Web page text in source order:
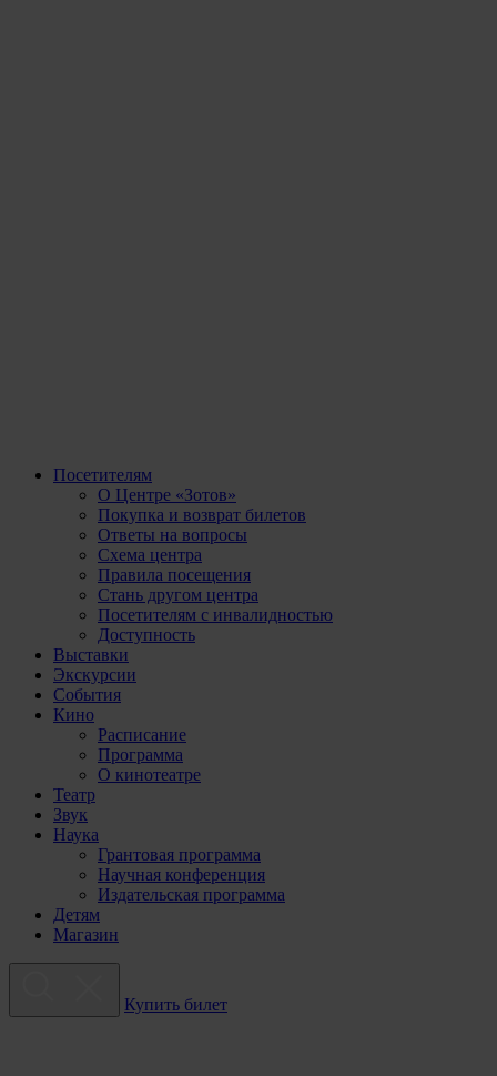
Посетителям
О Центре «Зотов»
Покупка и возврат билетов
Ответы на вопросы
Схема центра
Правила посещения
Стань другом центра
Посетителям с инвалидностью
Доступность
Выставки
Экскурсии
События
Кино
Расписание
Программа
О кинотеатре
Театр
Звук
Наука
Грантовая программа
Научная конференция
Издательская программа
Детям
Магазин
Купить билет